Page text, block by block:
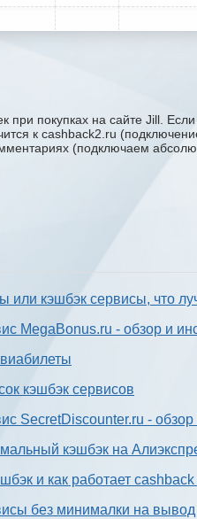
покупках на сайте Jill.
к cashback2.ru
(подключаем
или кэшбэк сервисы, что
MegaBonus.ru - обзор и
кэшбэк сервисов
SecretDiscounter.ru - обзор
кэшбэк на
и как работает
без минималки на вывод